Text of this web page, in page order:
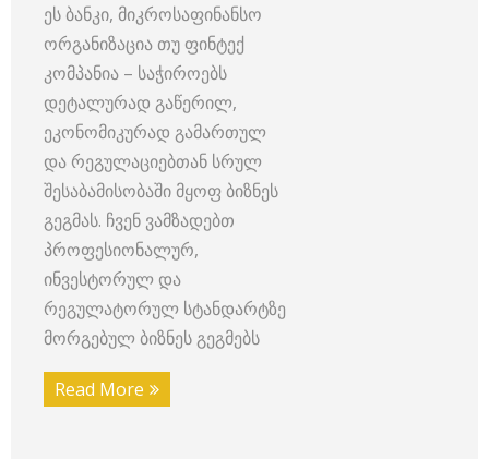
ეს ბანკი, მიკროსაფინანსო
ორგანიზაცია თუ ფინტექ
კომპანია – საჭიროებს
დეტალურად გაწერილ,
ეკონომიკურად გამართულ
და რეგულაციებთან სრულ
შესაბამისობაში მყოფ ბიზნეს
გეგმას. ჩვენ ვამზადებთ
პროფესიონალურ,
ინვესტორულ და
რეგულატორულ სტანდარტზე
მორგებულ ბიზნეს გეგმებს
Read More